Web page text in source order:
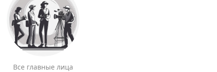
Все главные лица